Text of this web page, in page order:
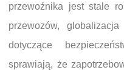
przewoźnika jest stale
przewozów,
dotyczące
sprawiają, że